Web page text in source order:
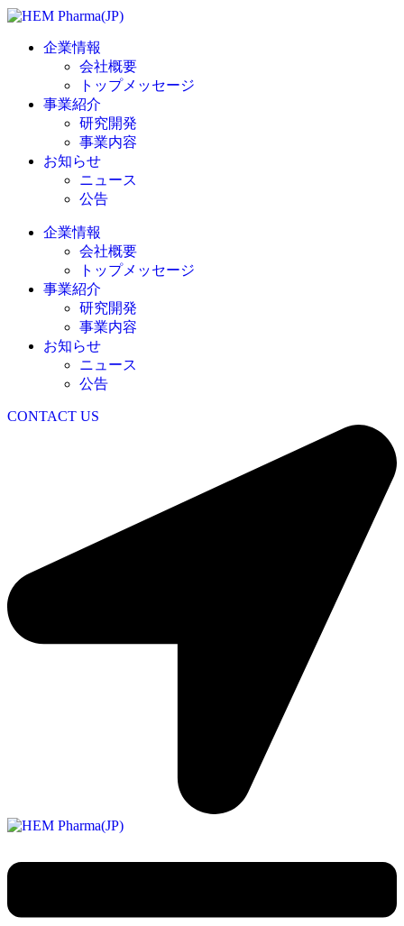
企業情報
会社概要
トップメッセージ
事業紹介
研究開発
事業内容
お知らせ
ニュース
公告
企業情報
会社概要
トップメッセージ
事業紹介
研究開発
事業内容
お知らせ
ニュース
公告
CONTACT US